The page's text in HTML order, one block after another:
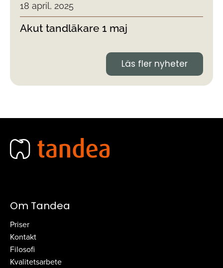
18 april, 2025
Akut tandläkare 1 maj
Läs fler nyheter
Om Tandea
Priser
Kontakt
Filosofi
Kvalitetsarbete